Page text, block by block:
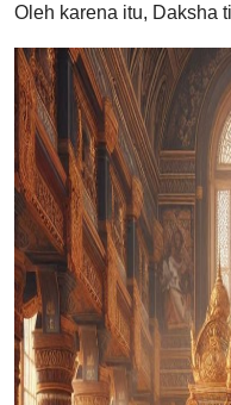
Oleh karena itu, Daksha